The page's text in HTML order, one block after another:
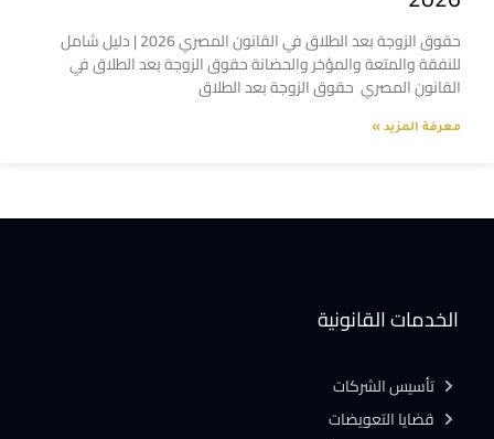
حقوق الزوجة بعد الطلاق في القانون المصري 2026 | دليل شامل
للنفقة والمتعة والمؤخر والحضانة حقوق الزوجة بعد الطلاق في
القانون المصري حقوق الزوجة بعد الطلاق
معرفة المزيد »
الخدمات القانونية
تأسيس الشركات
قضايا التعويضات